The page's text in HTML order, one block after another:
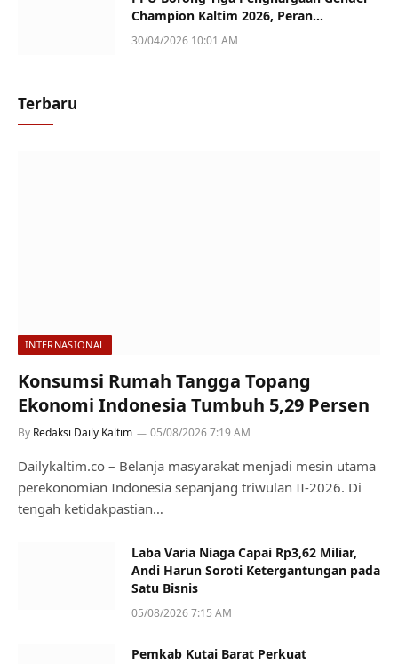
Champion Kaltim 2026, Peran
Perempuan Jadi Sorotan
30/04/2026 10:01 AM
Terbaru
INTERNASIONAL
Konsumsi Rumah Tangga Topang
Ekonomi Indonesia Tumbuh 5,29 Persen
By Redaksi Daily Kaltim 05/08/2026 7:19 AM
Dailykaltim.co – Belanja masyarakat menjadi mesin utama
perekonomian Indonesia sepanjang triwulan II-2026. Di
tengah ketidakpastian…
Laba Varia Niaga Capai Rp3,62 Miliar,
Andi Harun Soroti Ketergantungan pada
Satu Bisnis
05/08/2026 7:15 AM
Pemkab Kutai Barat Perkuat